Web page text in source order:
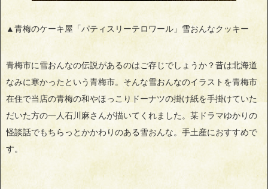
▲青梅のケーキ屋「パティスリーテロワール」雪おんなクッキー
青梅市に雪おんなの伝説があるのはご存じでしょうか？昔は北海道
なみに寒かったという青梅市。そんな雪おんなのイラストを青梅市
在住で当店の青梅の和やほっこりドーナツの掛け紙を手掛けていた
だいた方の一人石川麻さんが描いてくれました。某ドラマゆかりの
怪談話でもちらっとかかわりのある雪おんな。手土産におすすめで
す。